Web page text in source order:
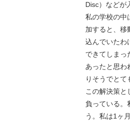
Disc）などが
私の学校の中
加すると、移
込んでいたわ
できてしまっ
あったと思わ
りそうでとて
この解決策
負っている。
う。私は1ヶ